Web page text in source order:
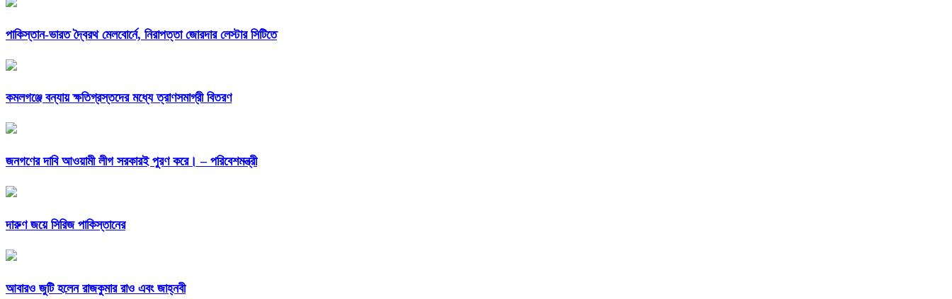
পাকিস্তান-ভারত দ্বৈরথ মেলবোর্নে, নিরাপত্তা জোরদার লেস্টার সিটিতে
কমলগঞ্জে বন্যায় ক্ষতিগ্রস্তদের মধ্যে ত্রাণসমাগ্রী বিতরণ
জনগণের দাবি আওয়ামী লীগ সরকারই পুরণ করে। – পরিবেশমন্ত্রী
দারুণ জয়ে সিরিজ পাকিস্তানের
আবারও জুটি হলেন রাজকুমার রাও এবং জাহ্নবী